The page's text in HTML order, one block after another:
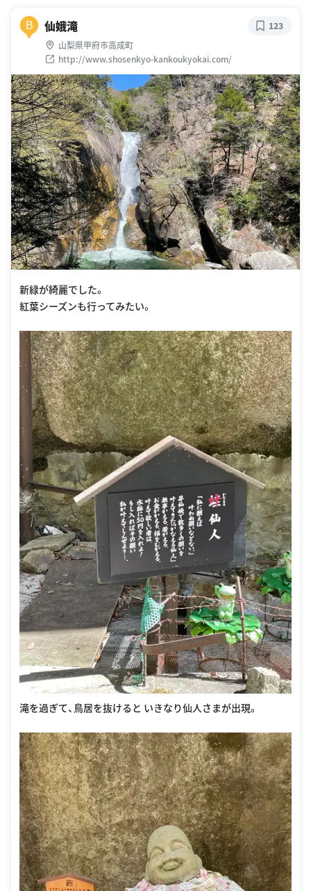
B 仙娥滝
山梨県甲府市高成町
http://www.shosenkyo-kankoukyokai.com/
123
新緑が綺麗でした。
紅葉シーズンも行ってみたい。
滝を過ぎて、鳥居を抜けると いきなり仙人さまが出現。